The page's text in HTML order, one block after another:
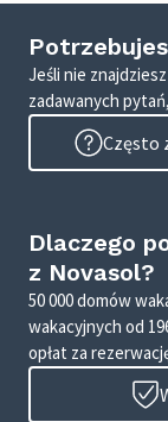
Jeśli nie
zadawanych
Często
Dlaczego
z Novasol?
50 000 domów
wakacyjnych od
opłat za